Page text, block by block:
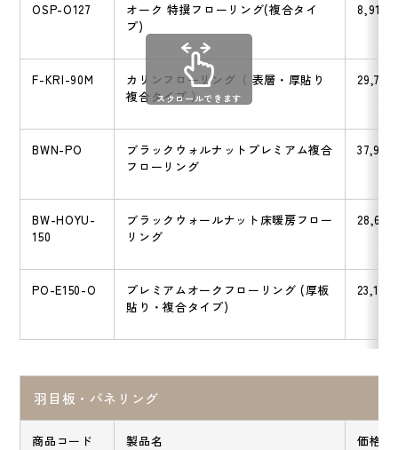
OSP-O127
オーク 特撰フローリング(複合タイ
プ)
8,910
F-KRI-90M
カリンフローリング（ 表層・厚貼り
複合タイプ ）
29,700
BWN-PO
ブラックウォルナットプレミアム複合
フローリング
37,950
BW-HOYU-
150
ブラックウォールナット床暖房フロー
リング
28,600
PO-E150-O
プレミアムオークフローリング (厚板
貼り・複合タイプ)
23,100
スクロールできます
羽目板・パネリング
商品コード 製品名 価格